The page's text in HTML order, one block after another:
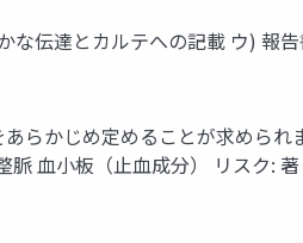
な伝達とカルテへの記載 ウ) 報
らかじめ定めることが求められま
血小板（止血成分） リスク: